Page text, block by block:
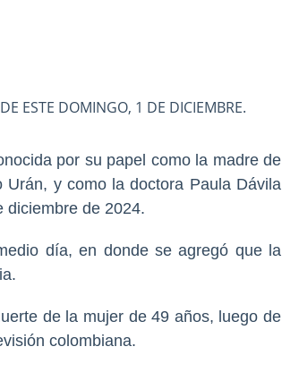
ESTE DOMINGO, 1 DE DICIEMBRE.
por su papel como la madre de
y como la doctora Paula Dávila
diciembre de 2024.
día, en donde se agregó que la
de la mujer de 49 años, luego de
colombiana.